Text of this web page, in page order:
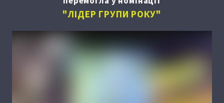
"ЛІДЕР ГРУПИ РОКУ"